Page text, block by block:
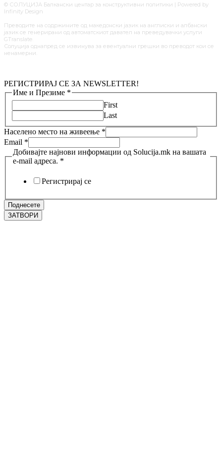
© СОЛУЦИЈА Балкански центар за конструктивни политики | Powered by
Infinity Design
Преводите на содржините од македонски јазик на англиски и албански
јазик се генерирани од автоматскиот давател на преведувачки услуги
GTranslate.
Солуција однапред се извинува за евентуални грешки во преводот кои се
ненамерни.
РЕГИСТРИРАЈ СЕ ЗА NEWSLETTER!
Име и Презиме *
First
Last
Населено место на живеење *
Email *
Добивајте најнови информации од Solucija.mk на вашата
e-mail адреса. *
Регистрирај се
Поднесете
ЗАТВОРИ